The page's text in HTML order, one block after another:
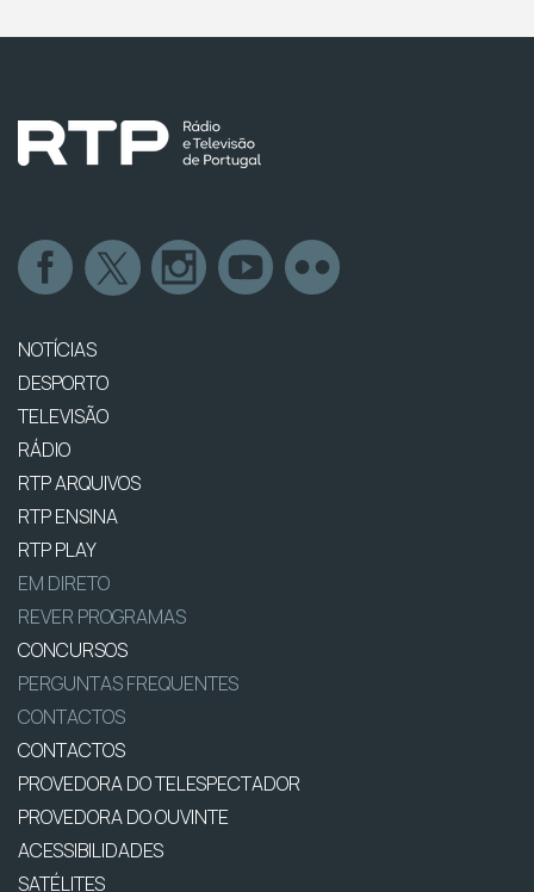
NOTÍCIAS
DESPORTO
TELEVISÃO
RÁDIO
RTP ARQUIVOS
RTP ENSINA
RTP PLAY
EM DIRETO
REVER PROGRAMAS
CONCURSOS
PERGUNTAS FREQUENTES
CONTACTOS
CONTACTOS
PROVEDORA DO TELESPECTADOR
PROVEDORA DO OUVINTE
ACESSIBILIDADES
SATÉLITES